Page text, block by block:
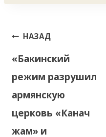
Навигация
записям
НАЗАД
«Бакинский
режим разрушил
армянскую
церковь «Канач
жам» и